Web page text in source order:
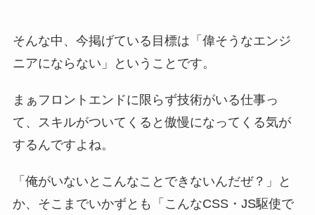
そんな中、今掲げている目標は「偉そうなエンジ
ニアにならない」ということです。
まぁフロントエンドに限らず技術がいる仕事っ
て、スキルがついてくると傲慢になってくる気が
するんですよね。
「俺がいないとこんなことできないんだぜ？」と
か、そこまでいかずとも「こんなCSS・JS駆使で